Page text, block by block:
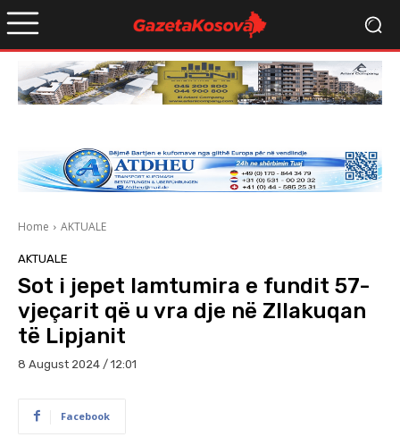
Home AKTUALE
AKTUALE
Sot i jepet lamtumira e fundit 57-
vjeçarit që u vra dje në Zllakuqan
të Lipjanit
8 August 2024 / 12:01
Facebook